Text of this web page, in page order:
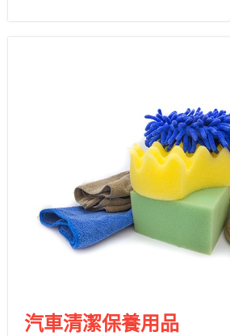
汽車清潔保養用品